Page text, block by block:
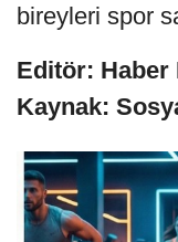
bireyleri spor
Editör: Haber
Kaynak: